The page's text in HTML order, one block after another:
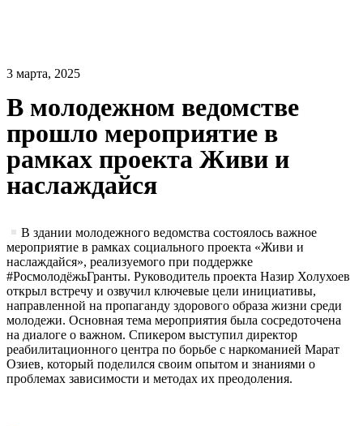
3 марта, 2025
В молодежном ведомстве
прошло мероприятие в
рамках проекта Живи и
наслаждайся
В здании молодежного ведомства состоялось важное
мероприятие в рамках социального проекта «Живи и
наслаждайся», реализуемого при поддержке
#РосмолодёжьГранты. Руководитель проекта Назир Холухоев
открыл встречу и озвучил ключевые цели инициативы,
направленной на пропаганду здорового образа жизни среди
молодежи. Основная тема мероприятия была сосредоточена
на диалоге о важном. Спикером выступил директор
реабилитационного центра по борьбе с наркоманией Марат
Озиев, который поделился своим опытом и знаниями о
проблемах зависимости и методах их преодоления.